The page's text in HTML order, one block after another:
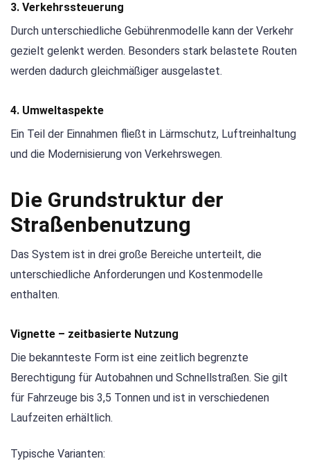
3. Verkehrssteuerung
Durch unterschiedliche Gebührenmodelle kann der Verkehr
gezielt gelenkt werden. Besonders stark belastete Routen
werden dadurch gleichmäßiger ausgelastet.
4. Umweltaspekte
Ein Teil der Einnahmen fließt in Lärmschutz, Luftreinhaltung
und die Modernisierung von Verkehrswegen.
Die Grundstruktur der
Straßenbenutzung
Das System ist in drei große Bereiche unterteilt, die
unterschiedliche Anforderungen und Kostenmodelle
enthalten.
Vignette – zeitbasierte Nutzung
Die bekannteste Form ist eine zeitlich begrenzte
Berechtigung für Autobahnen und Schnellstraßen. Sie gilt
für Fahrzeuge bis 3,5 Tonnen und ist in verschiedenen
Laufzeiten erhältlich.
Typische Varianten: